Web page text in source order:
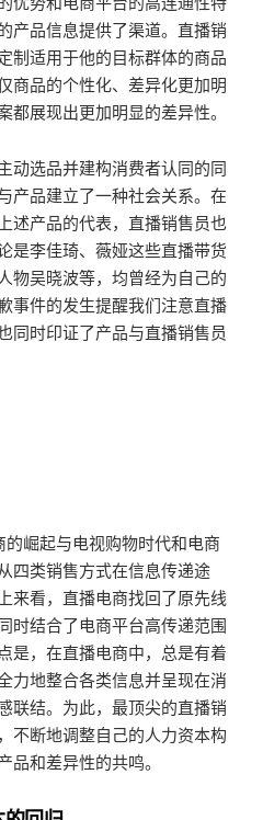
产品信息提供了渠道。直播销
制适用于他的目标群体的商品
商品的个性化、差异化更加明
都展现出更加明显的差异性。
动选品并建构消费者认同的同
产品建立了一种社会关系。在
述产品的代表，直播销售员也
是李佳琦、薇娅这些直播带货
物吴晓波等，均曾经为自己的
事件的发生提醒我们注意直播
同时印证了产品与直播销售员
崛起与电视购物时代和电商
四类销售方式在信息传递途
来看，直播电商找回了原先线
时结合了电商平台高传递范围
是，在直播电商中，总是有着
力地整合各类信息并呈现在消
联结。为此，最顶尖的直播销
不断地调整自己的人力资本构
品和差异性的共鸣。